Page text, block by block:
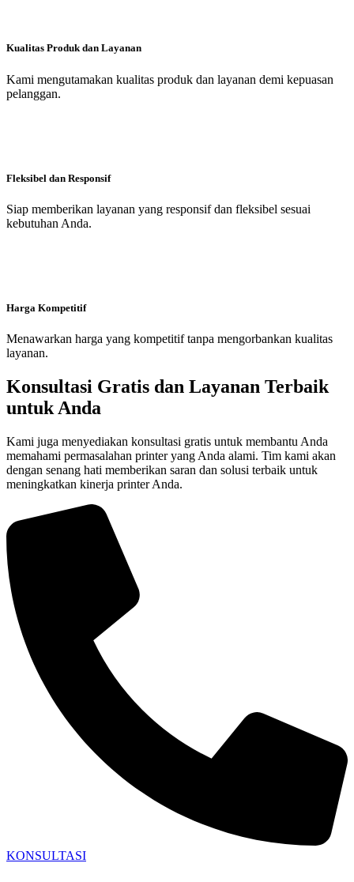
Kualitas Produk dan Layanan
Kami mengutamakan kualitas produk dan layanan demi kepuasan
pelanggan.
Fleksibel dan Responsif
Siap memberikan layanan yang responsif dan fleksibel sesuai
kebutuhan Anda.
Harga Kompetitif
Menawarkan harga yang kompetitif tanpa mengorbankan kualitas
layanan.
Konsultasi Gratis dan Layanan Terbaik
untuk Anda
Kami juga menyediakan konsultasi gratis untuk membantu Anda
memahami permasalahan printer yang Anda alami. Tim kami akan
dengan senang hati memberikan saran dan solusi terbaik untuk
meningkatkan kinerja printer Anda.
KONSULTASI